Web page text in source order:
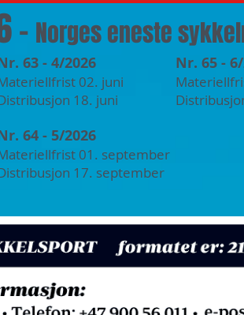
- Norges eneste
63 - 4/2026
02. juni
18. juni
64 - 5/2026
01. september
17. september
Nr. 65 -